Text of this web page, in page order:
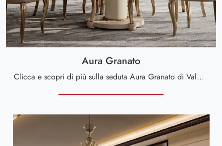
Aura Granato
Clicca e scopri di più sulla seduta Aura Granato di Valderamobili in tessuto: le più belle Sedie fisse design ti attendono.